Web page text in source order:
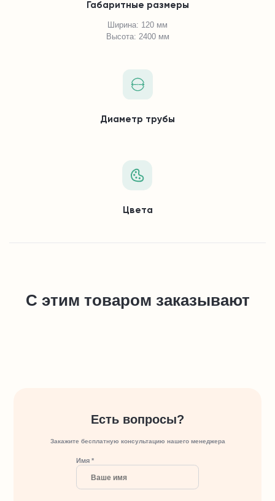
Габаритные размеры
Ширина: 120 мм
Высота: 2400 мм
Диаметр трубы
Цвета
С этим товаром заказывают
Есть вопросы?
Закажите бесплатную консультацию нашего менеджера
Имя *